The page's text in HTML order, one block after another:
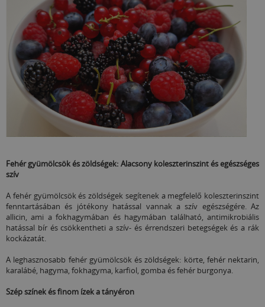
Fehér gyümölcsök és zöldségek: Alacsony koleszterinszint és egészséges
szív
A fehér gyümölcsök és zöldségek segítenek a megfelelő koleszterinszint
fenntartásában és jótékony hatással vannak a szív egészségére. Az
allicin, ami a fokhagymában és hagymában található, antimikrobiális
hatással bír és csökkentheti a szív- és érrendszeri betegségek és a rák
kockázatát.
A leghasznosabb fehér gyümölcsök és zöldségek: körte, fehér nektarin,
karalábé, hagyma, fokhagyma, karfiol, gomba és fehér burgonya.
Szép színek és finom ízek a tányéron